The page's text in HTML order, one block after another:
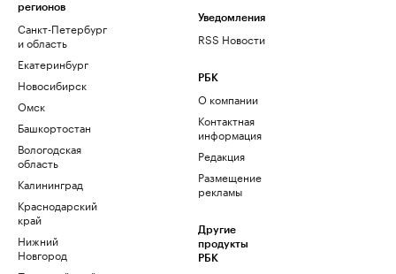
регионов
Санкт-Петербург
и область
Екатеринбург
Новосибирск
Омск
Башкортостан
Вологодская
область
Калининград
Краснодарский
край
Нижний
Новгород
Уведомления
RSS Новости
РБК
О компании
Контактная
информация
Редакция
Размещение
рекламы
Другие
продукты
РБК